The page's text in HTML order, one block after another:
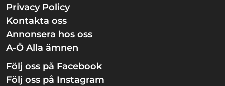
Privacy Policy
Kontakta oss
Annonsera hos oss
A-Ö Alla ämnen
Följ oss på Facebook
Följ oss på Instagram